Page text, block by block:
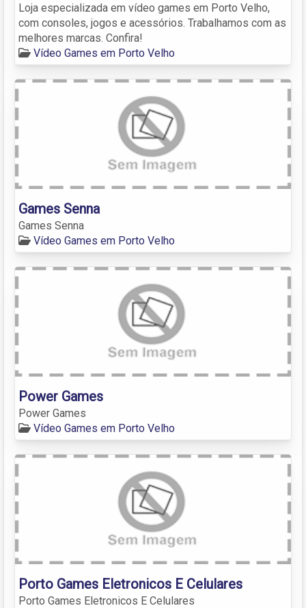
Loja especializada em vídeo games em Porto Velho,
com consoles, jogos e acessórios. Trabalhamos com as
melhores marcas. Confira!
Vídeo Games em Porto Velho
Games Senna
Games Senna
Vídeo Games em Porto Velho
Power Games
Power Games
Vídeo Games em Porto Velho
Porto Games Eletronicos E Celulares
Porto Games Eletronicos E Celulares